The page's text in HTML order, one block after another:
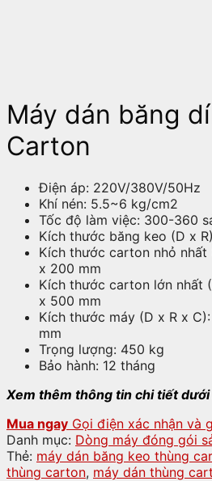
Máy dán băng
Carton
Điện áp: 220V/380V/50Hz
Khí nén: 5.5~6 kg/cm2
Tốc độ làm việc: 300-360
Kích thước băng keo (D x
Kích thước carton nhỏ
x 200 mm
Kích thước carton lớn nhất
x 500 mm
Kích thước máy (D x R x
mm
Trọng lượng: 450 kg
Bảo hành: 12 tháng
Xem thêm thông tin chi tiết
Mua ngay Gọi điện xác nhận và
Danh mục: Dòng máy đóng gói
Thẻ: máy dán băng keo thùng
thùng carton, máy dán thùng